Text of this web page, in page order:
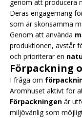
genom att producera
Deras engagemang
som är skonsamma
Genom att använda
produktionen, avstår
och prioriterar en
Förpackning
I fråga om
Aromhuset aktivt för
Förpackningen är
miljövänlig som